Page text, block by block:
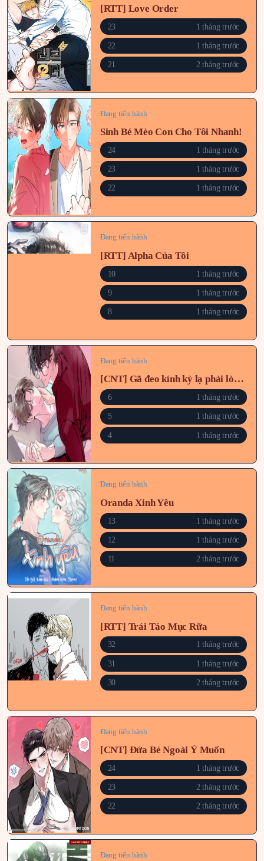
[RTT] Love Order
23 1 tháng trước
22 1 tháng trước
21 2 tháng trước
Đang tiến hành
Sinh Bé Mèo Con Cho Tôi Nhanh!
24 1 tháng trước
23 1 tháng trước
22 1 tháng trước
Đang tiến hành
[RTT] Alpha Của Tôi
10 1 tháng trước
9 1 tháng trước
8 1 tháng trước
Đang tiến hành
[CNT] Gã đeo kính kỳ lạ phải lòng tôi
6 1 tháng trước
5 1 tháng trước
4 1 tháng trước
Đang tiến hành
Oranda Xinh Yêu
13 1 tháng trước
12 1 tháng trước
11 2 tháng trước
Đang tiến hành
[RTT] Trái Táo Mục Rữa
32 1 tháng trước
31 1 tháng trước
30 2 tháng trước
Đang tiến hành
[CNT] Đứa Bé Ngoài Ý Muốn
24 1 tháng trước
23 2 tháng trước
22 2 tháng trước
Đang tiến hành